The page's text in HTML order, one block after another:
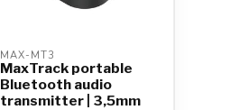
MAX-MT3
MaxTrack portable
Bluetooth audio
transmitter | 3,5mm